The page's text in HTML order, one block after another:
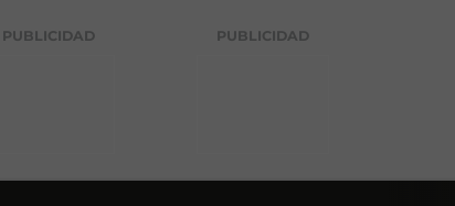
PUBLICIDAD PUBLICIDAD